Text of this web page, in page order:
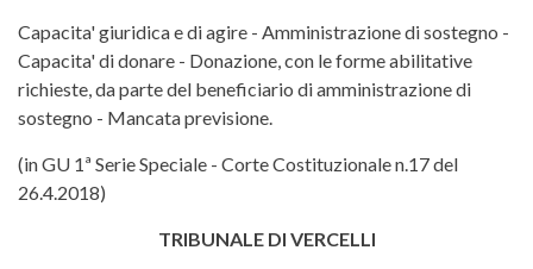
Tribunale di Vercelli, ordinanza
Capacita' giuridica e di agire - Amministrazione di sostegno -
Capacita' di donare - Donazione, con le forme abilitative
richieste, da parte del beneficiario di amministrazione di
sostegno - Mancata previsione.
(in GU 1ª Serie Speciale - Corte Costituzionale n.17 del
26.4.2018)
TRIBUNALE DI VERCELLI